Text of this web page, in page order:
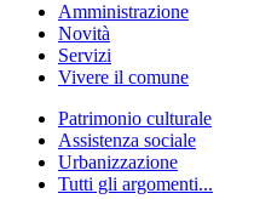
Amministrazione
Novità
Servizi
Vivere il comune
Patrimonio culturale
Assistenza sociale
Urbanizzazione
Tutti gli argomenti...